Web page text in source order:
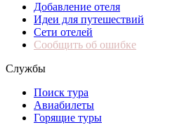
Добавление отеля
Идеи для путешествий
Сети отелей
Сообщить об ошибке
Службы
Поиск тура
Авиабилеты
Горящие туры